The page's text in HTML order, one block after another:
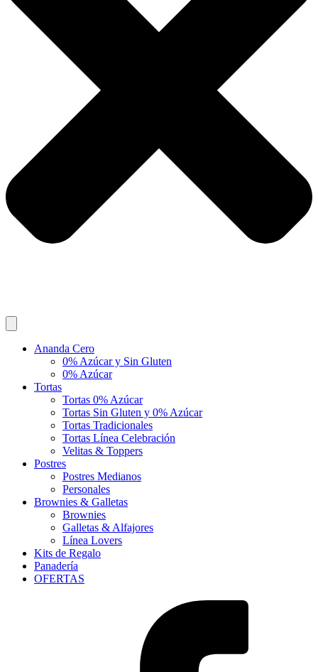
Ananda Cero
0% Azúcar y Sin Gluten
0% Azúcar
Tortas
Tortas 0% Azúcar
Tortas Sin Gluten y 0% Azúcar
Tortas Tradicionales
Tortas Línea Celebración
Velitas & Toppers
Postres
Postres Medianos
Personales
Brownies & Galletas
Brownies
Galletas & Alfajores
Línea Lovers
Kits de Regalo
Panadería
OFERTAS